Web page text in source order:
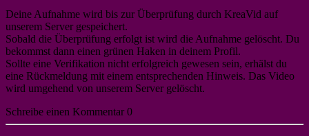
Deine Aufnahme wird bis zur Überprüfung durch KreaVid auf
unserem Server gespeichert.
Sobald die Überprüfung erfolgt ist wird die Aufnahme gelöscht. Du
bekommst dann einen grünen Haken in deinem Profil.
Sollte eine Verifikation nicht erfolgreich gewesen sein, erhälst du
eine Rückmeldung mit einem entsprechenden Hinweis. Das Video
wird umgehend von unserem Server gelöscht.
Schreibe einen Kommentar 0